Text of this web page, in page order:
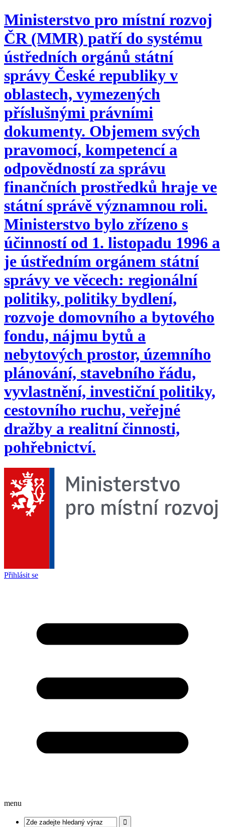
Ministerstvo pro místní rozvoj
ČR (MMR) patří do systému
ústředních orgánů státní
správy České republiky v
oblastech, vymezených
příslušnými právními
dokumenty. Objemem svých
pravomocí, kompetencí a
odpovědností za správu
finančních prostředků hraje ve
státní správě významnou roli.
Ministerstvo bylo zřízeno s
účinností od 1. listopadu 1996 a
je ústředním orgánem státní
správy ve věcech: regionální
politiky, politiky bydlení,
rozvoje domovního a bytového
fondu, nájmu bytů a
nebytových prostor, územního
plánování, stavebního řádu,
vyvlastnění, investiční politiky,
cestovního ruchu, veřejné
dražby a realitní činnosti,
pohřebnictví.
Přihlásit se
menu